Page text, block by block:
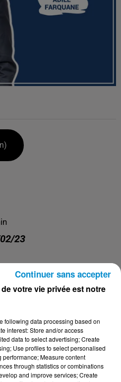
23
avec l'actualité, tous les
votre vie privée est notre
following data processing based on
interest: Store and/or access
data to select advertising; Create
Use profiles to select personalised
Measure content
through statistics or combinations
and improve services; Create
Continuer sans accepter